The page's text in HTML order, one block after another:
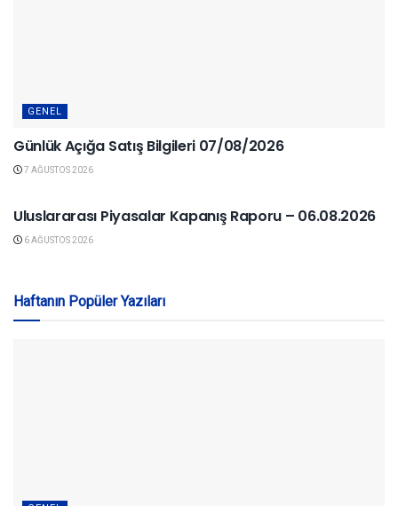
GENEL
Günlük Açığa Satış Bilgileri 07/08/2026
7 AĞUSTOS 2026
Uluslararası Piyasalar Kapanış Raporu – 06.08.2026
6 AĞUSTOS 2026
Haftanın Popüler Yazıları